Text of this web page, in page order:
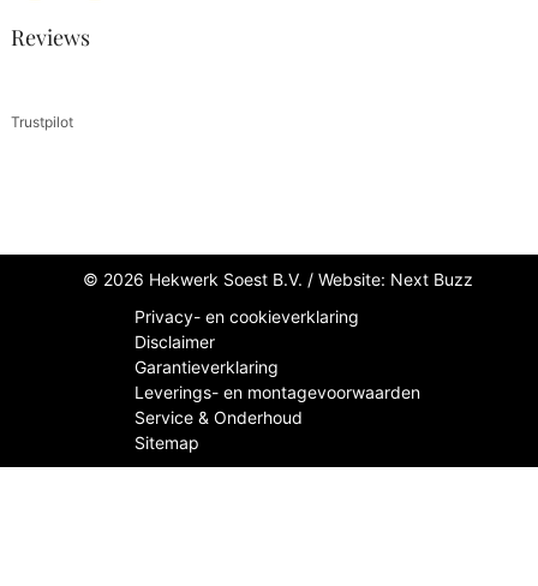
Reviews
Trustpilot
© 2026 Hekwerk Soest B.V. / Website: Next Buzz
Privacy- en cookieverklaring
Disclaimer
Garantieverklaring
Leverings- en montagevoorwaarden
Service & Onderhoud
Sitemap